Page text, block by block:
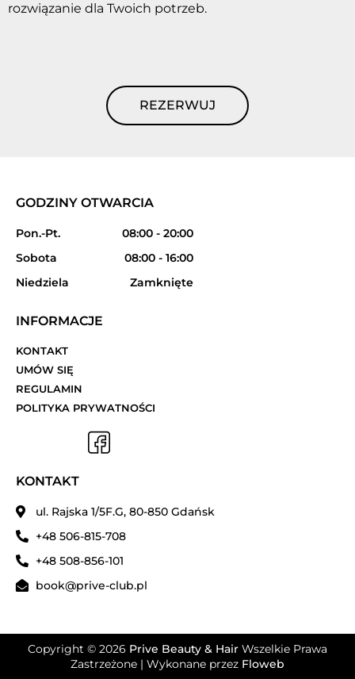
rozwiązanie dla Twoich potrzeb.
REZERWUJ
GODZINY OTWARCIA
Pon.-Pt.
08:00 - 20:00
Sobota
08:00 - 16:00
Niedziela
Zamknięte
INFORMACJE
KONTAKT
UMÓW SIĘ
REGULAMIN
POLITYKA PRYWATNOŚCI
KONTAKT
ul. Rajska 1/5F.G, 80-850 Gdańsk
+48 506-815-708
+48 508-856-101
book@prive-club.pl
Copyright © 2026 Prive Beauty & Hair Wszelkie Prawa
Zastrzeżone | Wykonane przez Floweb